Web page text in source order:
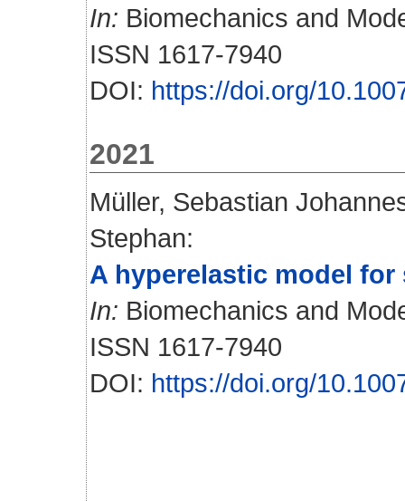
In: Biomechanics and
ISSN 1617-7940
DOI: https://doi.org/
2021
Müller, Sebastian
Stephan:
A hyperelastic model
In: Biomechanics and
ISSN 1617-7940
DOI: https://doi.org/